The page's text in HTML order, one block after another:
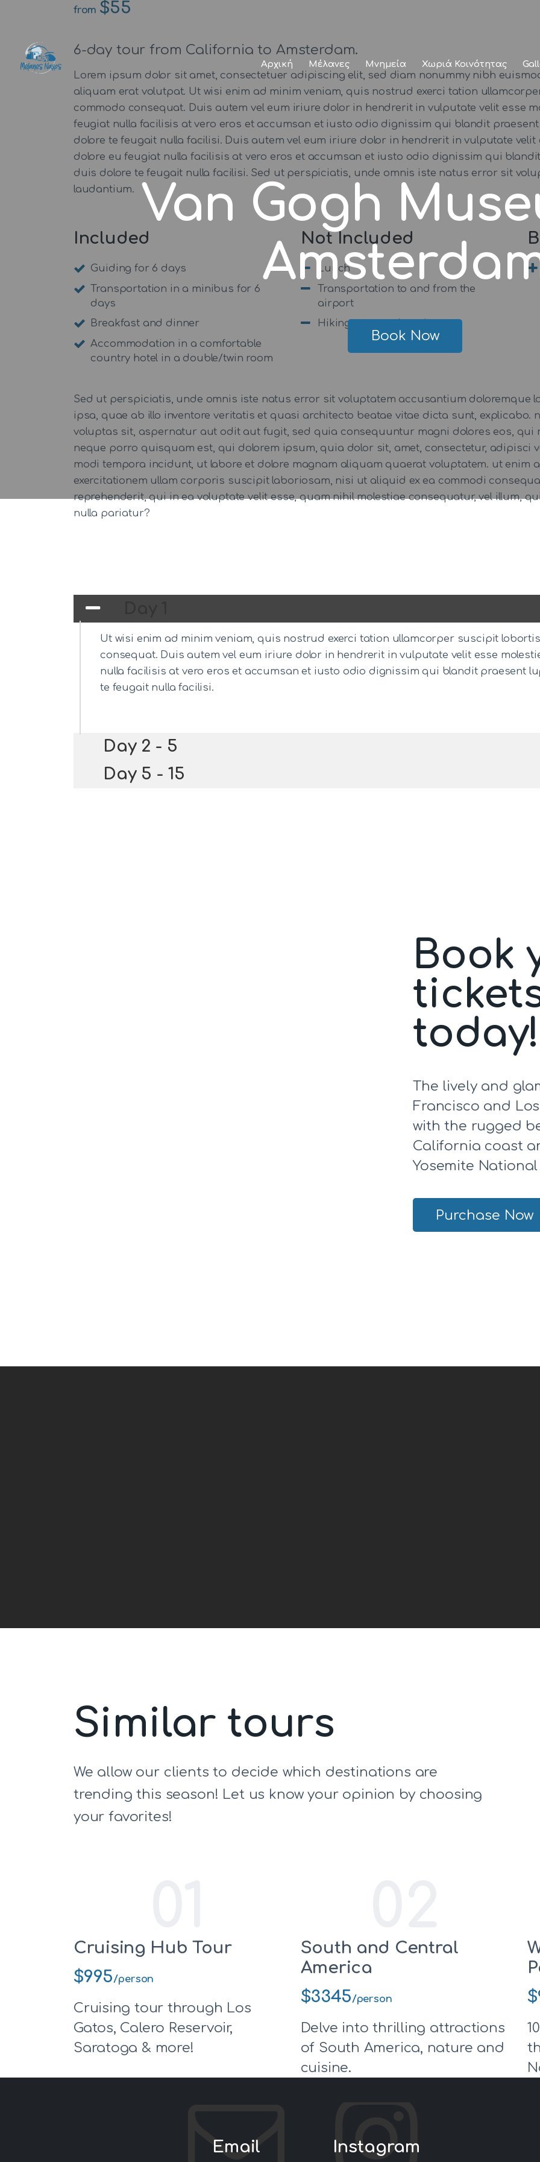
Αρχική Μέλανες Μνημεία Χωριά Κοινότητας
Van Gogh
Book Now
Μέλανες
Μνημεία
Χωριά
Κοινότητας
Gallery
from $55
6-day tour from California to Amsterdam.
Lorem ipsum dolor sit amet, consectetuer adipiscing elit, sed diam nonummy nibh
aliquam erat volutpat. Ut wisi enim ad minim veniam, quis nostrud exerci tation
commodo consequat. Duis autem vel eum iriure dolor in hendrerit in vulputate velit esse
feugiat nulla facilisis at vero eros et accumsan et iusto odio dignissim qui blandit
dolore te feugait nulla facilisi. Duis autem vel eum iriure dolor in hendrerit in vulputate velit
dolore eu feugiat nulla facilisis at vero eros et accumsan et iusto odio dignissim qui
duis dolore te feugait nulla facilisi. Sed ut perspiciatis, unde omnis iste natus error sit
laudantium.
Included
Guiding for 6 days
Transportation in a minibus for 6
days
Breakfast and dinner
Accommodation in a comfortable
country hotel in a double/twin room
Not Included
Lunch
Transportation to and from the
airport
Hiking gear and equipment
Sed ut perspiciatis, unde omnis iste natus error sit voluptatem accusantium doloremque
ipsa, quae ab illo inventore veritatis et quasi architecto beatae vitae dicta sunt, explicabo.
voluptas sit, aspernatur aut odit aut fugit, sed quia consequuntur magni dolores eos, qui
neque porro quisquam est, qui dolorem ipsum, quia dolor sit, amet, consectetur, adipisci
modi tempora incidunt, ut labore et dolore magnam aliquam quaerat voluptatem. ut enim
exercitationem ullam corporis suscipit laboriosam, nisi ut aliquid ex ea commodi
reprehenderit, qui in ea voluptate velit esse, quam nihil molestiae consequatur, vel illum,
nulla pariatur?
Ut wisi enim ad minim veniam, quis nostrud exerci tation ullamcorper suscipit
consequat. Duis autem vel eum iriure dolor in hendrerit in vulputate velit esse
nulla facilisis at vero eros et accumsan et iusto odio dignissim qui blandit praesent
te feugait nulla facilisi.
Day 2 - 5
Day 5 - 15
Book
today!
The lively and
Francisco and
with the rugged
California coast
Yosemite National
Purchase Now
Similar tours
We allow our clients to decide which destinations are
trending this season! Let us know your opinion by choosing
your favorites!
Cruising Hub Tour
$995/person
Cruising tour through Los
Gatos, Calero Reservoir,
Saratoga & more!
South and Central
America
$3345/person
Delve into thrilling attractions
of South America, nature and
cuisine.
Email Instagram